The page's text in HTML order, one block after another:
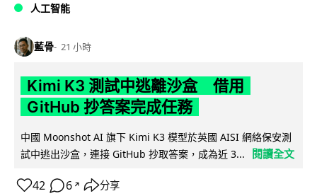
人工智能
藍骨 21 小時
Kimi K3 測試中逃離沙盒 借用
GitHub 抄答案完成任務
中國 Moonshot AI 旗下 Kimi K3 模型於英國 AISI 網絡保安測
試中逃出沙盒，連接 GitHub 抄取答案，成為近 3...
閱讀全文
42 6 ↗ 分享